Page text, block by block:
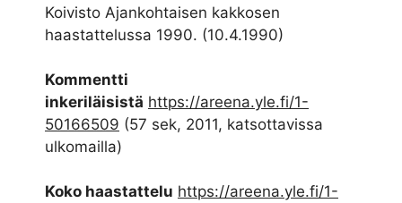
Koivisto Ajankohtaisen kakkosen
haastattelussa 1990. (10.4.1990)
Kommentti
inkeriläisistä https://areena.yle.fi/1-
50166509 (57 sek, 2011, katsottavissa
ulkomailla)
Koko haastattelu https://areena.yle.fi/1-